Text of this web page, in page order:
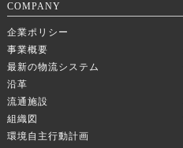
COMPANY
企業ポリシー
事業概要
最新の物流システム
沿革
流通施設
組織図
環境自主行動計画